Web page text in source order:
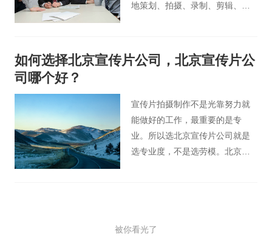
地策划、拍摄、录制、剪辑、配
独特风格和实力，使不同社会阶
层的人对企业产生积极的、良好
信任，最终购买企业的产品或服
务。
如何选择北京宣传片公司，北京宣传片公
司哪个好？
宣传片拍摄制作不是光靠努力就
能做好的工作，最重要的是专
业。所以选北京宣传片公司就是
选专业度，不是选劳模。北京桃
被你看光了